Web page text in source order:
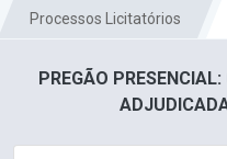
Processos Licitatórios
PREGÃO